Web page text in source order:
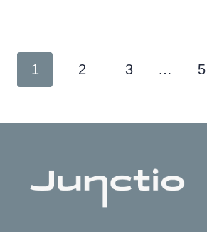
OVER
Paginanavigatie
1 2 3 … 5